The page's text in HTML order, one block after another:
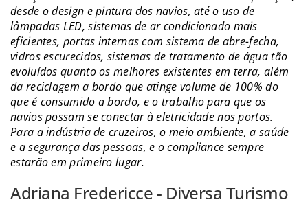
desde o design e pintura dos navios, até o uso de
lâmpadas LED, sistemas de ar condicionado mais
eficientes, portas internas com sistema de abre-fecha,
vidros escurecidos, sistemas de tratamento de água tão
evoluídos quanto os melhores existentes em terra, além
da reciclagem a bordo que atinge volume de 100% do
que é consumido a bordo, e o trabalho para que os
navios possam se conectar à eletricidade nos portos.
Para a indústria de cruzeiros, o meio ambiente, a saúde
e a segurança das pessoas, e o compliance sempre
estarão em primeiro lugar.
Adriana Fredericce - Diversa Turismo